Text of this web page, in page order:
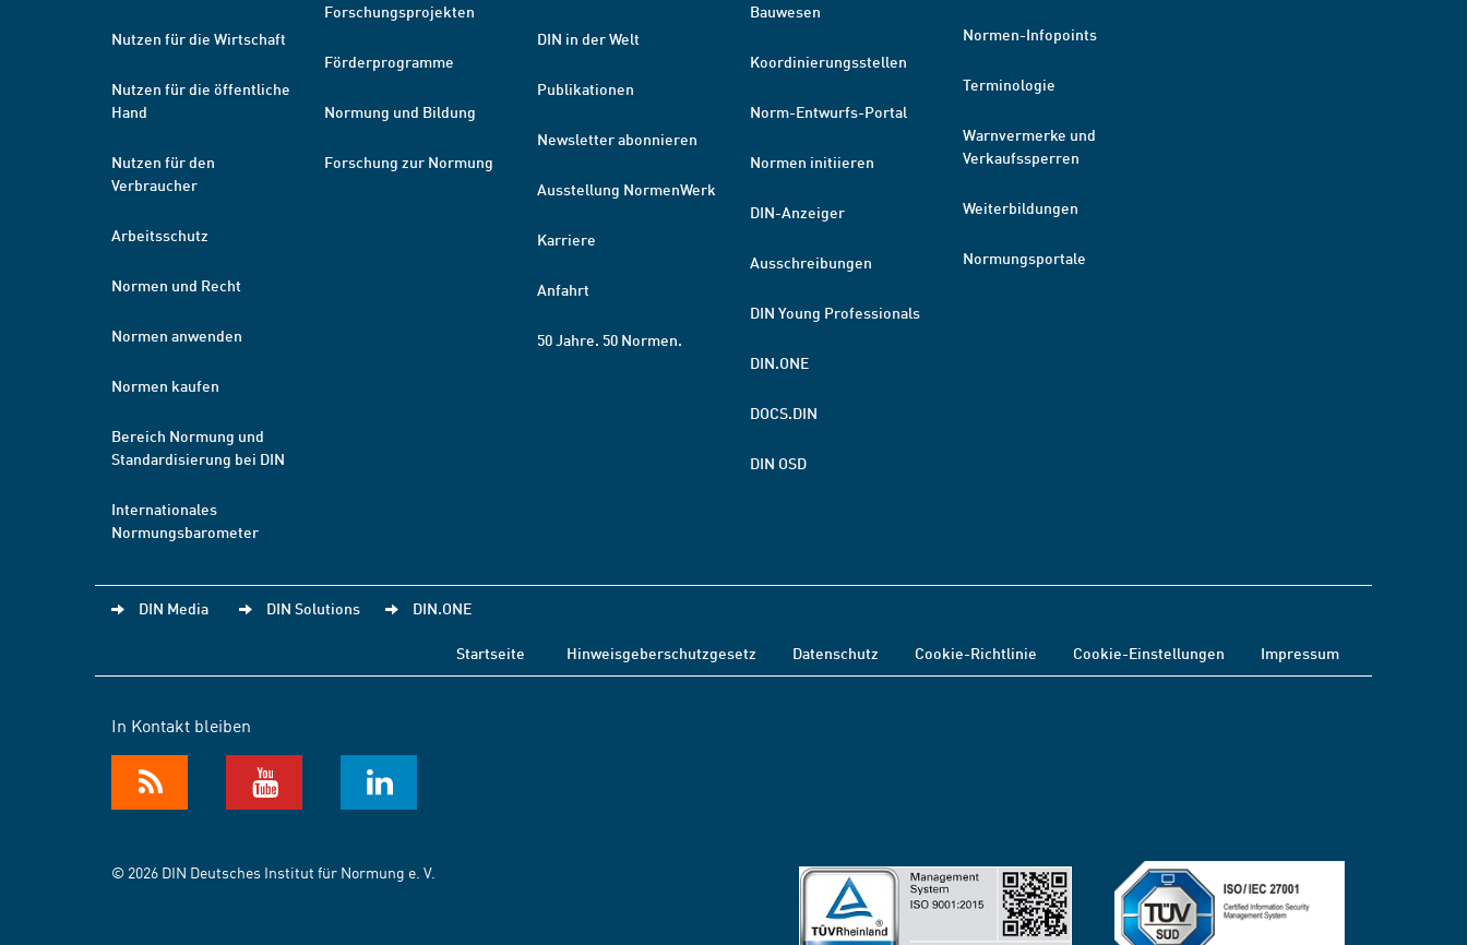
Nutzen für die Wirtschaft
Nutzen für die öffentliche
Hand
Nutzen für den
Verbraucher
Arbeitsschutz
Normen und Recht
Normen anwenden
Normen kaufen
Bereich Normung und
Standardisierung bei DIN
Internationales
Normungsbarometer
Forschungsprojekten
Förderprogramme
Normung und Bildung
Forschung zur Normung
DIN in der Welt
Publikationen
Newsletter abonnieren
Ausstellung NormenWerk
Karriere
Anfahrt
50 Jahre. 50 Normen.
Bauwesen
Koordinierungsstellen
Norm-Entwurfs-Portal
Normen initiieren
DIN-Anzeiger
Ausschreibungen
DIN Young Professionals
DIN.ONE
DOCS.DIN
DIN OSD
Normen-Infopoints
Terminologie
Warnvermerke und
Verkaufssperren
Weiterbildungen
Normungsportale
DIN Media DIN Solutions DIN.ONE
Startseite Hinweisgeberschutzgesetz Datenschutz Cookie-Richtlinie Cookie-Einstellungen Impressum
In Kontakt bleiben
© 2026 DIN Deutsches Institut für Normung e. V.